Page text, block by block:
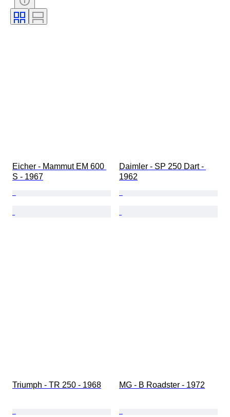
配色
Eicher - Mammut EM 600
S - 1967
Daimler - SP 250 Dart -
1962
Triumph - TR 250 - 1968 MG - B Roadster - 1972